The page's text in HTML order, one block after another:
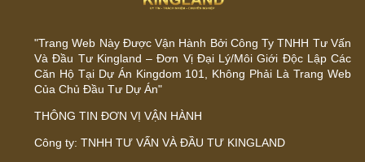
2PN
tiết
nhất
"Trang Web Này Được Vận Hành Bởi Công Ty TNHH Tư Vấn
Và Đầu Tư Kingland – Đơn Vị Đại Lý/Môi Giới Độc Lập Các
Căn Hộ Tại Dự Án Kingdom 101, Không Phải Là Trang Web
Của Chủ Đầu Tư Dự Án"
THÔNG TIN ĐƠN VỊ VẬN HÀNH
Công ty: TNHH TƯ VẤN VÀ ĐẦU TƯ KINGLAND